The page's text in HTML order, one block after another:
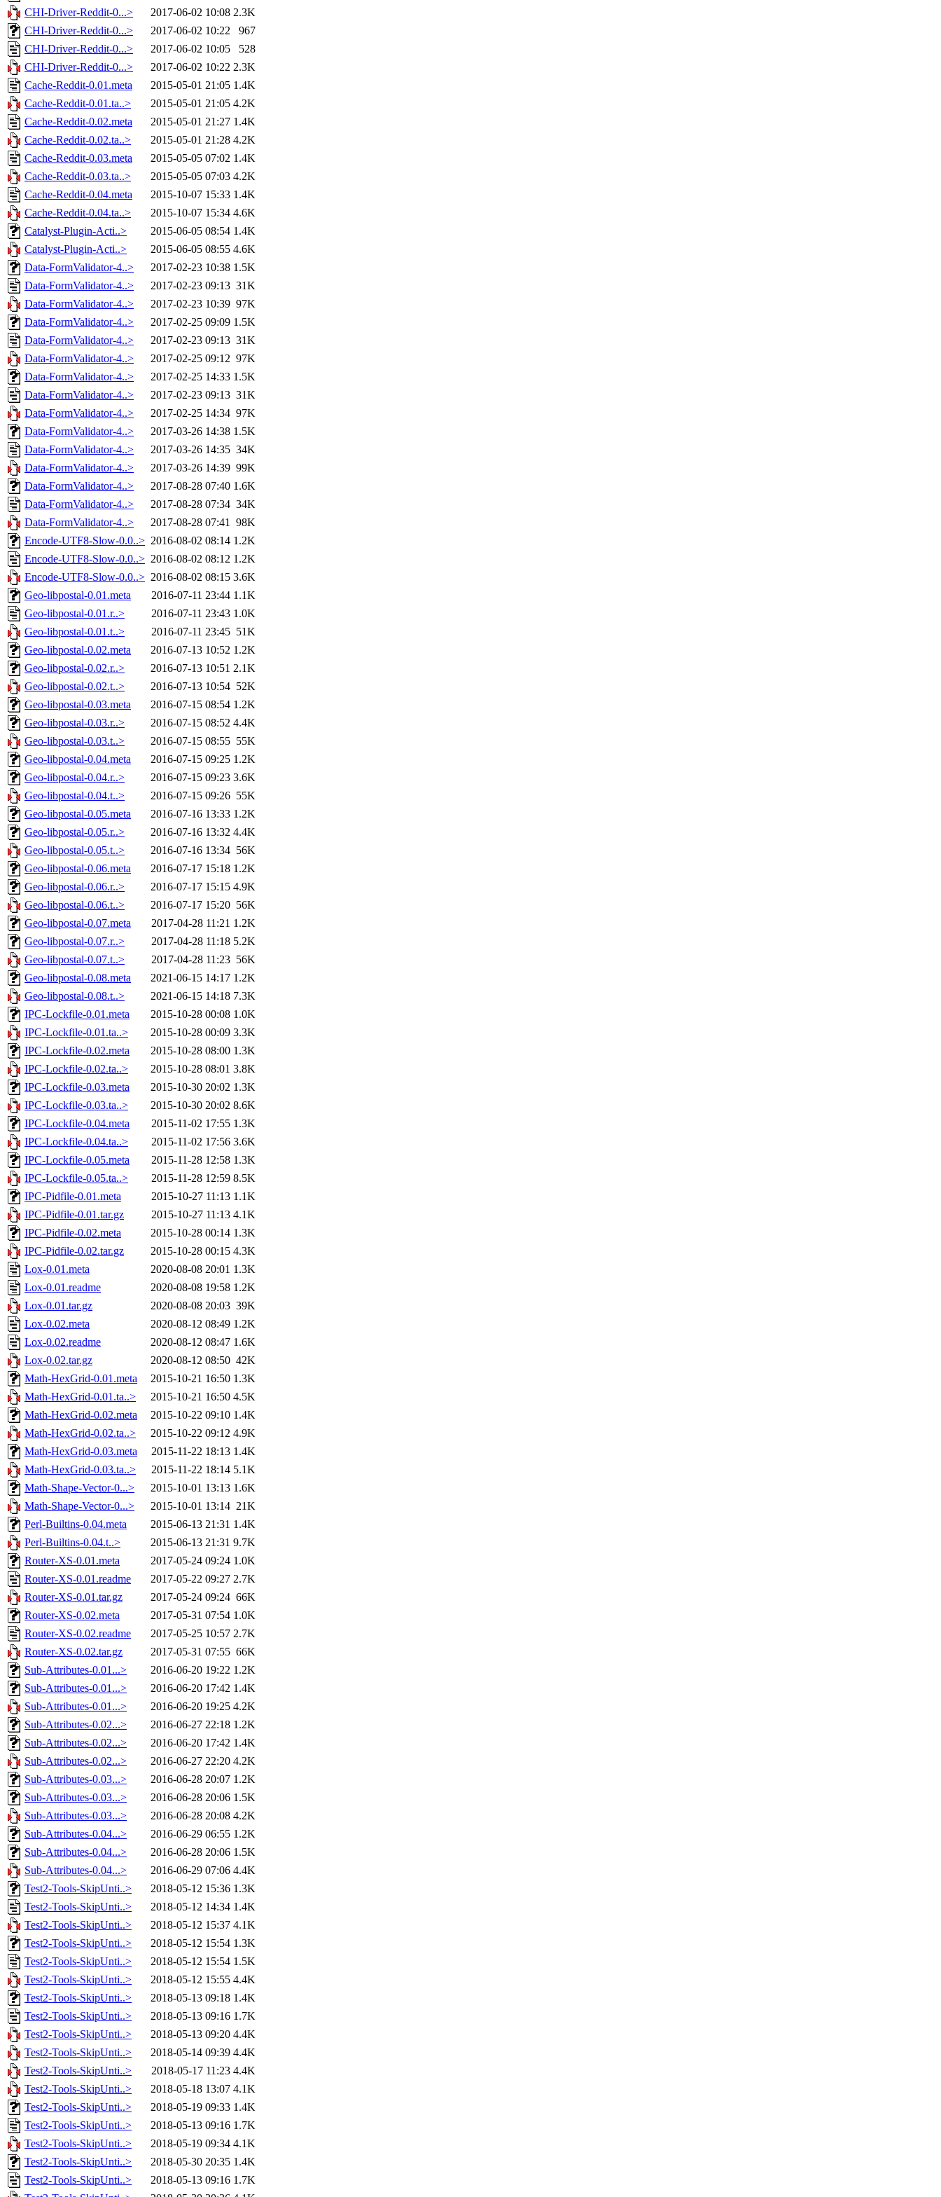
CHI-Driver-Reddit-0...>
2017-06-02 10:08 2.3K
CHI-Driver-Reddit-0...>
2017-06-02 10:22
967
CHI-Driver-Reddit-0...>
2017-06-02 10:05
528
CHI-Driver-Reddit-0...>
2017-06-02 10:22 2.3K
Cache-Reddit-0.01.meta
2015-05-01 21:05 1.4K
Cache-Reddit-0.01.ta..>
2015-05-01 21:05 4.2K
Cache-Reddit-0.02.meta
2015-05-01 21:27 1.4K
Cache-Reddit-0.02.ta..>
2015-05-01 21:28 4.2K
Cache-Reddit-0.03.meta
2015-05-05 07:02 1.4K
Cache-Reddit-0.03.ta..>
2015-05-05 07:03 4.2K
Cache-Reddit-0.04.meta
2015-10-07 15:33 1.4K
Cache-Reddit-0.04.ta..>
2015-10-07 15:34 4.6K
Catalyst-Plugin-Acti..>
2015-06-05 08:54 1.4K
Catalyst-Plugin-Acti..>
2015-06-05 08:55 4.6K
Data-FormValidator-4..>
2017-02-23 10:38 1.5K
Data-FormValidator-4..>
2017-02-23 09:13 31K
Data-FormValidator-4..>
2017-02-23 10:39 97K
Data-FormValidator-4..>
2017-02-25 09:09 1.5K
Data-FormValidator-4..>
2017-02-23 09:13 31K
Data-FormValidator-4..>
2017-02-25 09:12 97K
Data-FormValidator-4..>
2017-02-25 14:33 1.5K
Data-FormValidator-4..>
2017-02-23 09:13 31K
Data-FormValidator-4..>
2017-02-25 14:34 97K
Data-FormValidator-4..>
2017-03-26 14:38 1.5K
Data-FormValidator-4..>
2017-03-26 14:35 34K
Data-FormValidator-4..>
2017-03-26 14:39 99K
Data-FormValidator-4..>
2017-08-28 07:40 1.6K
Data-FormValidator-4..>
2017-08-28 07:34 34K
Data-FormValidator-4..>
2017-08-28 07:41 98K
Encode-UTF8-Slow-0.0..> 2016-08-02 08:14 1.2K
Encode-UTF8-Slow-0.0..> 2016-08-02 08:12 1.2K
Encode-UTF8-Slow-0.0..> 2016-08-02 08:15 3.6K
Geo-libpostal-0.01.meta
2016-07-11 23:44 1.1K
Geo-libpostal-0.01.r..>
2016-07-11 23:43 1.0K
Geo-libpostal-0.01.t..>
2016-07-11 23:45 51K
Geo-libpostal-0.02.meta
2016-07-13 10:52 1.2K
Geo-libpostal-0.02.r..>
2016-07-13 10:51 2.1K
Geo-libpostal-0.02.t..>
2016-07-13 10:54 52K
Geo-libpostal-0.03.meta
2016-07-15 08:54 1.2K
Geo-libpostal-0.03.r..>
2016-07-15 08:52 4.4K
Geo-libpostal-0.03.t..>
2016-07-15 08:55 55K
Geo-libpostal-0.04.meta
2016-07-15 09:25 1.2K
Geo-libpostal-0.04.r..>
2016-07-15 09:23 3.6K
Geo-libpostal-0.04.t..>
2016-07-15 09:26 55K
Geo-libpostal-0.05.meta
2016-07-16 13:33 1.2K
Geo-libpostal-0.05.r..>
2016-07-16 13:32 4.4K
Geo-libpostal-0.05.t..>
2016-07-16 13:34 56K
Geo-libpostal-0.06.meta
2016-07-17 15:18 1.2K
Geo-libpostal-0.06.r..>
2016-07-17 15:15 4.9K
Geo-libpostal-0.06.t..>
2016-07-17 15:20 56K
Geo-libpostal-0.07.meta
2017-04-28 11:21 1.2K
Geo-libpostal-0.07.r..>
2017-04-28 11:18 5.2K
Geo-libpostal-0.07.t..>
2017-04-28 11:23 56K
Geo-libpostal-0.08.meta
2021-06-15 14:17 1.2K
Geo-libpostal-0.08.t..>
2021-06-15 14:18 7.3K
IPC-Lockfile-0.01.meta
2015-10-28 00:08 1.0K
IPC-Lockfile-0.01.ta..>
2015-10-28 00:09 3.3K
IPC-Lockfile-0.02.meta
2015-10-28 08:00 1.3K
IPC-Lockfile-0.02.ta..>
2015-10-28 08:01 3.8K
IPC-Lockfile-0.03.meta
2015-10-30 20:02 1.3K
IPC-Lockfile-0.03.ta..>
2015-10-30 20:02 8.6K
IPC-Lockfile-0.04.meta
2015-11-02 17:55 1.3K
IPC-Lockfile-0.04.ta..>
2015-11-02 17:56 3.6K
IPC-Lockfile-0.05.meta
2015-11-28 12:58 1.3K
IPC-Lockfile-0.05.ta..>
2015-11-28 12:59 8.5K
IPC-Pidfile-0.01.meta
2015-10-27 11:13 1.1K
IPC-Pidfile-0.01.tar.gz
2015-10-27 11:13 4.1K
IPC-Pidfile-0.02.meta
2015-10-28 00:14 1.3K
IPC-Pidfile-0.02.tar.gz
2015-10-28 00:15 4.3K
Lox-0.01.meta
2020-08-08 20:01 1.3K
Lox-0.01.readme
2020-08-08 19:58 1.2K
Lox-0.01.tar.gz
2020-08-08 20:03 39K
Lox-0.02.meta
2020-08-12 08:49 1.2K
Lox-0.02.readme
2020-08-12 08:47 1.6K
Lox-0.02.tar.gz
2020-08-12 08:50 42K
Math-HexGrid-0.01.meta
2015-10-21 16:50 1.3K
Math-HexGrid-0.01.ta..>
2015-10-21 16:50 4.5K
Math-HexGrid-0.02.meta
2015-10-22 09:10 1.4K
Math-HexGrid-0.02.ta..>
2015-10-22 09:12 4.9K
Math-HexGrid-0.03.meta
2015-11-22 18:13 1.4K
Math-HexGrid-0.03.ta..>
2015-11-22 18:14 5.1K
Math-Shape-Vector-0...>
2015-10-01 13:13 1.6K
Math-Shape-Vector-0...>
2015-10-01 13:14 21K
Perl-Builtins-0.04.meta
2015-06-13 21:31 1.4K
Perl-Builtins-0.04.t..>
2015-06-13 21:31 9.7K
Router-XS-0.01.meta
2017-05-24 09:24 1.0K
Router-XS-0.01.readme
2017-05-22 09:27 2.7K
Router-XS-0.01.tar.gz
2017-05-24 09:24 66K
Router-XS-0.02.meta
2017-05-31 07:54 1.0K
Router-XS-0.02.readme
2017-05-25 10:57 2.7K
Router-XS-0.02.tar.gz
2017-05-31 07:55 66K
Sub-Attributes-0.01...>
2016-06-20 19:22 1.2K
Sub-Attributes-0.01...>
2016-06-20 17:42 1.4K
Sub-Attributes-0.01...>
2016-06-20 19:25 4.2K
Sub-Attributes-0.02...>
2016-06-27 22:18 1.2K
Sub-Attributes-0.02...>
2016-06-20 17:42 1.4K
Sub-Attributes-0.02...>
2016-06-27 22:20 4.2K
Sub-Attributes-0.03...>
2016-06-28 20:07 1.2K
Sub-Attributes-0.03...>
2016-06-28 20:06 1.5K
Sub-Attributes-0.03...>
2016-06-28 20:08 4.2K
Sub-Attributes-0.04...>
2016-06-29 06:55 1.2K
Sub-Attributes-0.04...>
2016-06-28 20:06 1.5K
Sub-Attributes-0.04...>
2016-06-29 07:06 4.4K
Test2-Tools-SkipUnti..>
2018-05-12 15:36 1.3K
Test2-Tools-SkipUnti..>
2018-05-12 14:34 1.4K
Test2-Tools-SkipUnti..>
2018-05-12 15:37 4.1K
Test2-Tools-SkipUnti..>
2018-05-12 15:54 1.3K
Test2-Tools-SkipUnti..>
2018-05-12 15:54 1.5K
Test2-Tools-SkipUnti..>
2018-05-12 15:55 4.4K
Test2-Tools-SkipUnti..>
2018-05-13 09:18 1.4K
Test2-Tools-SkipUnti..>
2018-05-13 09:16 1.7K
Test2-Tools-SkipUnti..>
2018-05-13 09:20 4.4K
Test2-Tools-SkipUnti..>
2018-05-14 09:39 4.4K
Test2-Tools-SkipUnti..>
2018-05-17 11:23 4.4K
Test2-Tools-SkipUnti..>
2018-05-18 13:07 4.1K
Test2-Tools-SkipUnti..>
2018-05-19 09:33 1.4K
Test2-Tools-SkipUnti..>
2018-05-13 09:16 1.7K
Test2-Tools-SkipUnti..>
2018-05-19 09:34 4.1K
Test2-Tools-SkipUnti..>
2018-05-30 20:35 1.4K
Test2-Tools-SkipUnti..>
2018-05-13 09:16 1.7K